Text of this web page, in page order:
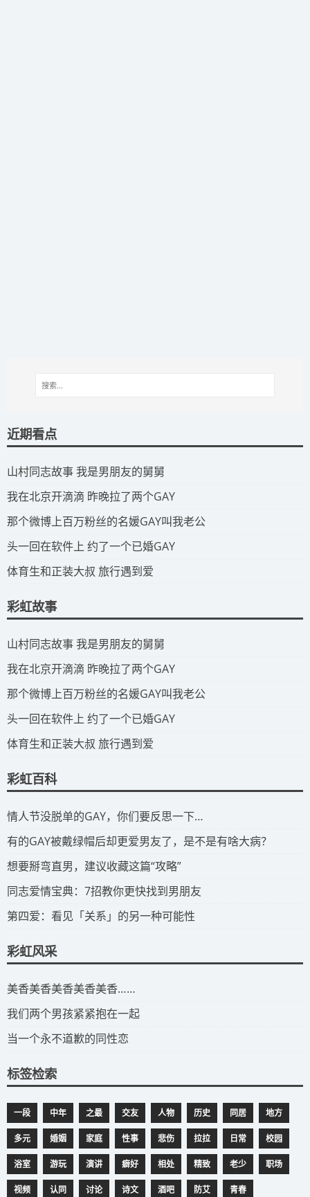
近期看点
​山村同志故事 我是男朋友的舅舅
​我在北京开滴滴 昨晚拉了两个GAY
​那个微博上百万粉丝的名媛GAY叫我老公
​头一回在软件上 约了一个已婚GAY
​体育生和正装大叔 旅行遇到爱
彩虹故事
​山村同志故事 我是男朋友的舅舅
​我在北京开滴滴 昨晚拉了两个GAY
​那个微博上百万粉丝的名媛GAY叫我老公
​头一回在软件上 约了一个已婚GAY
​体育生和正装大叔 旅行遇到爱
彩虹百科
​情人节没脱单的GAY，你们要反思一下…
​有的GAY被戴绿帽后却更爱男友了，是不是有啥大病？
​想要掰弯直男，建议收藏这篇“攻略”
​同志爱情宝典：7招教你更快找到男朋友
​第四爱：看见「关系」的另一种可能性
彩虹风采
​美香美香美香美香美香……
我们两个男孩紧紧抱在一起
当一个永不道歉的同性恋
标签检索
一段 中年 之最 交友 人物 历史 同居 地方
多元 婚姻 家庭 性事 悲伤 拉拉 日常 校园
浴室 游玩 演讲 癖好 相处 精致 老少 职场
视频 认同 讨论 诗文 酒吧 防艾 青春